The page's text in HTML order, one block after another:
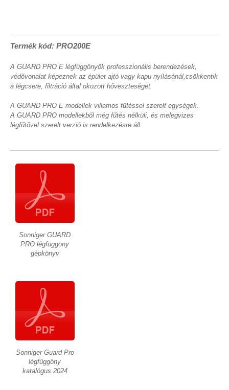
Termék kód: PRO200E
A GUARD PRO E légfüggönyök professzionális berendezések,
védővonalat képeznek az épület ajtó vagy kapu nyílásánál,csökkentik
a légcsere, filtráció által okozott hőveszteséget.
A GUARD PRO E modellek villamos fűtéssel szerelt egységek.
A GUARD PRO modellekből még fűtés nélküli, és melegvizes
légfűtővel szerelt verzió is rendelkezésre áll.
Sonniger GUARD
PRO légfüggöny
gépkönyv
Sonniger Guard Pro
légfüggöny
katalógus 2024